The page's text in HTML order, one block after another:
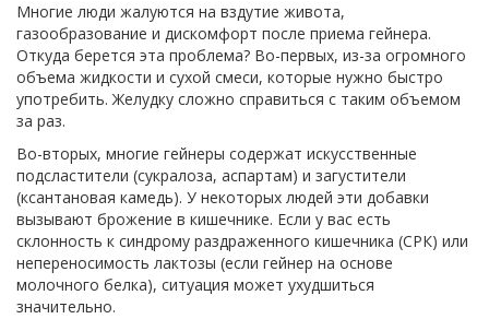
Многие люди жалуются на вздутие живота,
газообразование и дискомфорт после приема гейнера.
Откуда берется эта проблема? Во-первых, из-за огромного
объема жидкости и сухой смеси, которые нужно быстро
употребить. Желудку сложно справиться с таким объемом
за раз.
Во-вторых, многие гейнеры содержат искусственные
подсластители (сукралоза, аспартам) и загустители
(ксантановая камедь). У некоторых людей эти добавки
вызывают брожение в кишечнике. Если у вас есть
склонность к синдрому раздраженного кишечника (СРК) или
непереносимость лактозы (если гейнер на основе
молочного белка), ситуация может ухудшиться
значительно.